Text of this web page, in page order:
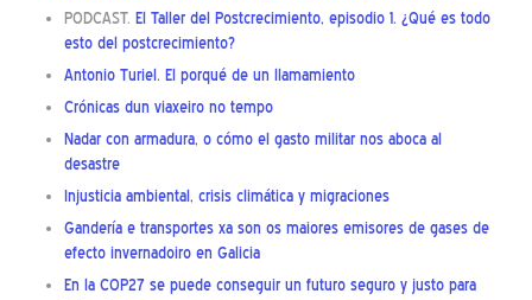
PODCAST. El Taller del Postcrecimiento, episodio 1. ¿Qué es todo
esto del postcrecimiento?
Antonio Turiel. El porqué de un llamamiento
Crónicas dun viaxeiro no tempo
Nadar con armadura, o cómo el gasto militar nos aboca al
desastre
Injusticia ambiental, crisis climática y migraciones
Gandería e transportes xa son os maiores emisores de gases de
efecto invernadoiro en Galicia
En la COP27 se puede conseguir un futuro seguro y justo para